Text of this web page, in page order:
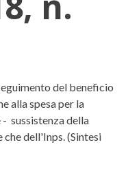
Sezione 6
del beneficio
alla spesa per la
sussistenza della
dell'Inps. (Sintesi